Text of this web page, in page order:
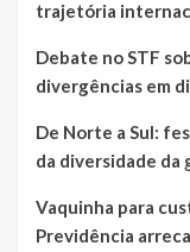
trajetória
Debate no STF
divergências em
De Norte a Sul:
da diversidade da
Vaquinha para
Previdência